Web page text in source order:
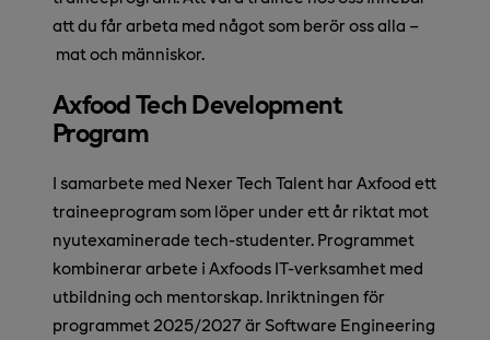
att du får arbeta med något som berör oss alla –
mat och människor.
Axfood Tech Development
Program
I samarbete med Nexer Tech Talent har Axfood ett
traineeprogram som löper under ett år riktat mot
nyutexaminerade tech-studenter. Programmet
kombinerar arbete i Axfoods IT-verksamhet med
utbildning och mentorskap. Inriktningen för
programmet 2025/2027 är Software Engineering